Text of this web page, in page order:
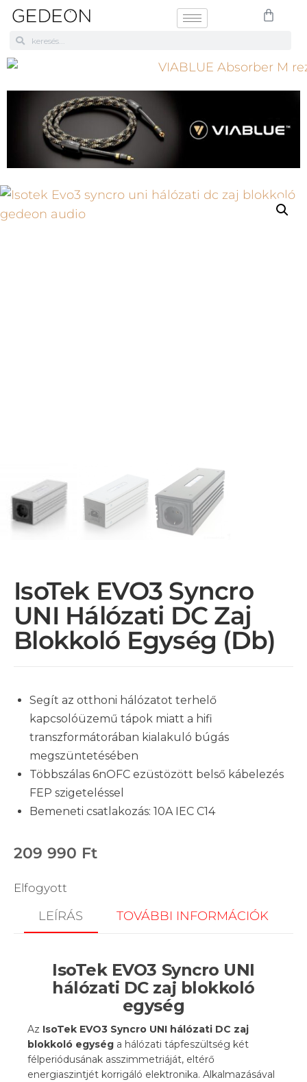
IsoTek EVO3 Syncro
UNI Hálózati DC Zaj
Blokkoló Egység (db)
Segít az otthoni hálózatot terhelő
kapcsolóüzemű tápok miatt a hifi
transzformátorában kialakuló búgás
megszüntetésében
Többszálas 6nOFC ezüstözött belső kábelezés
FEP szigeteléssel
Bemeneti csatlakozás: 10A IEC C14
209 990 Ft
Elfogyott
LEÍRÁS TOVÁBBI INFORMÁCIÓK
IsoTek EVO3 Syncro UNI
hálózati DC zaj blokkoló
egység
Az IsoTek EVO3 Syncro UNI hálózati DC zaj
blokkoló egység a hálózati tápfeszültség két
félperiódusának asszimmetriáját, eltérő
energiaszintjét korrigáló elektronika. Alkalmazásával